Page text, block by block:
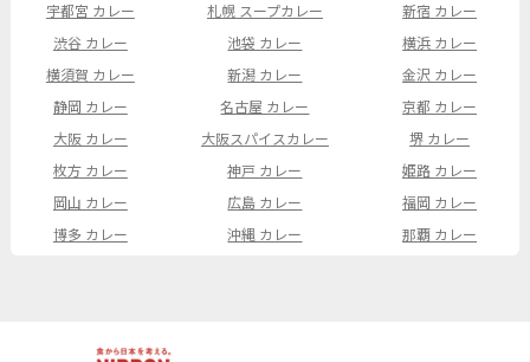
宇都宮 カレー
札幌 スープカレー
新宿 カレー
渋谷 カレー
池袋 カレー
横浜 カレー
横須賀 カレー
新潟 カレー
金沢 カレー
静岡 カレー
名古屋 カレー
京都 カレー
大阪 カレー
大阪スパイスカレー
堺 カレー
枚方 カレー
神戸 カレー
姫路 カレー
岡山 カレー
広島 カレー
福岡 カレー
博多 カレー
沖縄 カレー 那覇 カレー